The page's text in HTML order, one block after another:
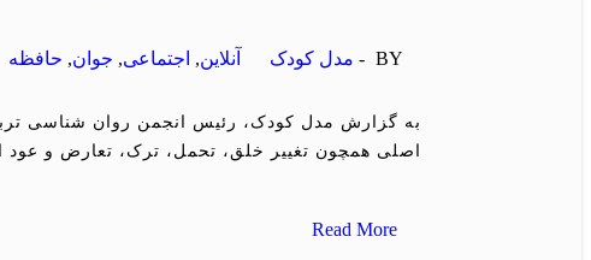
BY - مدل کودک آنلاین, اجتماعی, جوان, حافظه
اصلی همچون تغییر خلق، تحمل، ترک، تعارض و
Read More